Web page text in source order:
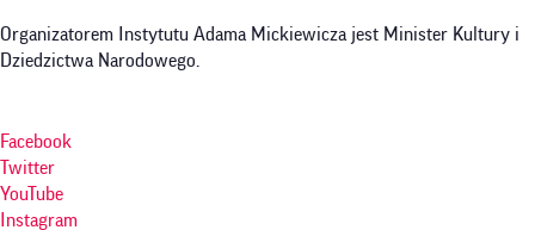
Organizatorem Instytutu Adama Mickiewicza jest Minister Kultury i
Dziedzictwa Narodowego.
Facebook
Twitter
YouTube
Instagram